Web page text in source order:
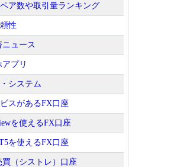
ア数や取引量ランキング
性
ュース
プリ
システム
スがあるFX口座
を使えるFX口座
を使えるFX口座
買（シストレ）口座